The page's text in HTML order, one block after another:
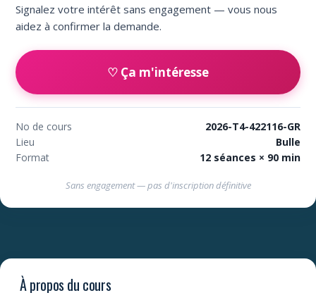
Signalez votre intérêt sans engagement — vous nous
aidez à confirmer la demande.
♡ Ça m'intéresse
No de cours
2026-T4-422116-GR
Lieu
Bulle
Format
12 séances × 90 min
Sans engagement — pas d'inscription définitive
À propos du cours